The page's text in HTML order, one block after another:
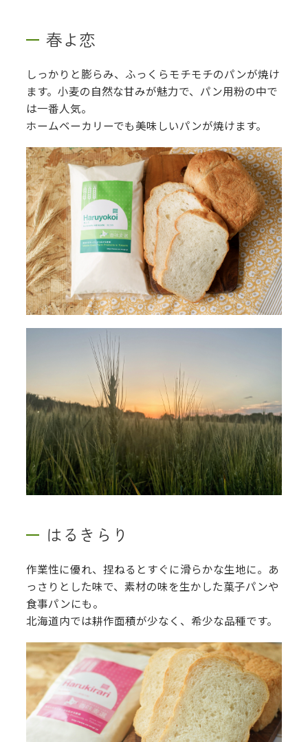
春よ恋
しっかりと膨らみ、ふっくらモチモチのパンが焼け
ます。小麦の自然な甘みが魅力で、パン用粉の中で
は一番人気。
ホームベーカリーでも美味しいパンが焼けます。
はるきらり
作業性に優れ、捏ねるとすぐに滑らかな生地に。あ
っさりとした味で、素材の味を生かした菓子パンや
食事パンにも。
北海道内では耕作面積が少なく、希少な品種です。